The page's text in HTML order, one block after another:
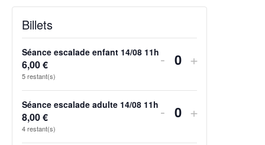
Billets
Séance escalade enfant 14/08 11h
6,00€
5restant(s)
- Quantité
+
Séance escalade adulte 14/08 11h
8,00€
4restant(s)
- Quantité
+